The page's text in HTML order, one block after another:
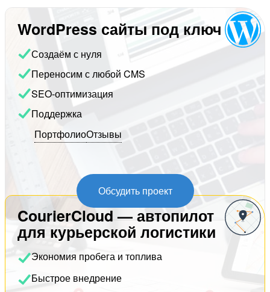
WordPress сайты под ключ
Создаём с нуля
Переносим с любой CMS
SEO-оптимизация
Поддержка
ПортфолиоОтзывы
Обсудить проект
CourierCloud — автопилот
для курьерской логистики
Экономия пробега и топлива
Быстрое внедрение